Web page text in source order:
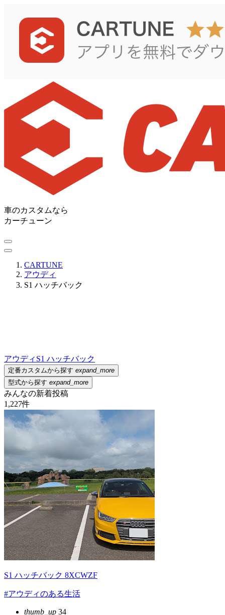
車のカスタムなら
カーチューン
CARTUNE
アウディ
S1 ハッチバック
アウディ S1 ハッチバック
定番カスタムから探す expand_more
型式から探す expand_more
みんなの新着投稿
1,227件
S1 ハッチバック 8XCWZF
#アウディのある生活
thumb_up 34